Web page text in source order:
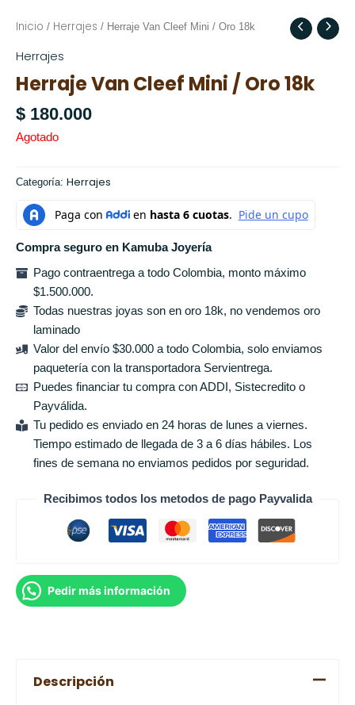
Inicio / Herrajes / Herraje Van Cleef Mini / Oro 18k
Herrajes
Herraje Van Cleef Mini / Oro 18k
$ 180.000
Agotado
Categoría: Herrajes
Compra seguro en Kamuba Joyería
Pago contraentrega a todo Colombia, monto máximo
$1.500.000.
Todas nuestras joyas son en oro 18k, no vendemos oro
laminado
Valor del envío $30.000 a todo Colombia, solo enviamos
paquetería con la transportadora Servientrega.
Puedes financiar tu compra con ADDI, Sistecredito o
Payválida.
Tu pedido es enviado en 24 horas de lunes a viernes.
Tiempo estimado de llegada de 3 a 6 días hábiles. Los
fines de semana no enviamos pedidos por seguridad.
Recibimos todos los metodos de pago Payvalida
Pedir más información
Descripción